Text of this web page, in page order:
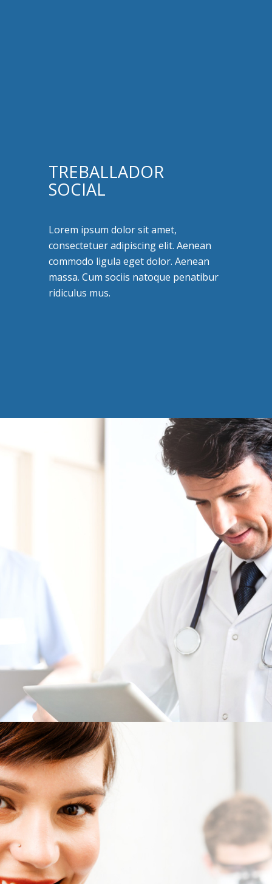
TREBALLADOR
SOCIAL
Lorem ipsum dolor sit amet,
consectetuer adipiscing elit. Aenean
commodo ligula eget dolor. Aenean
massa. Cum sociis natoque penatibur
ridiculus mus.